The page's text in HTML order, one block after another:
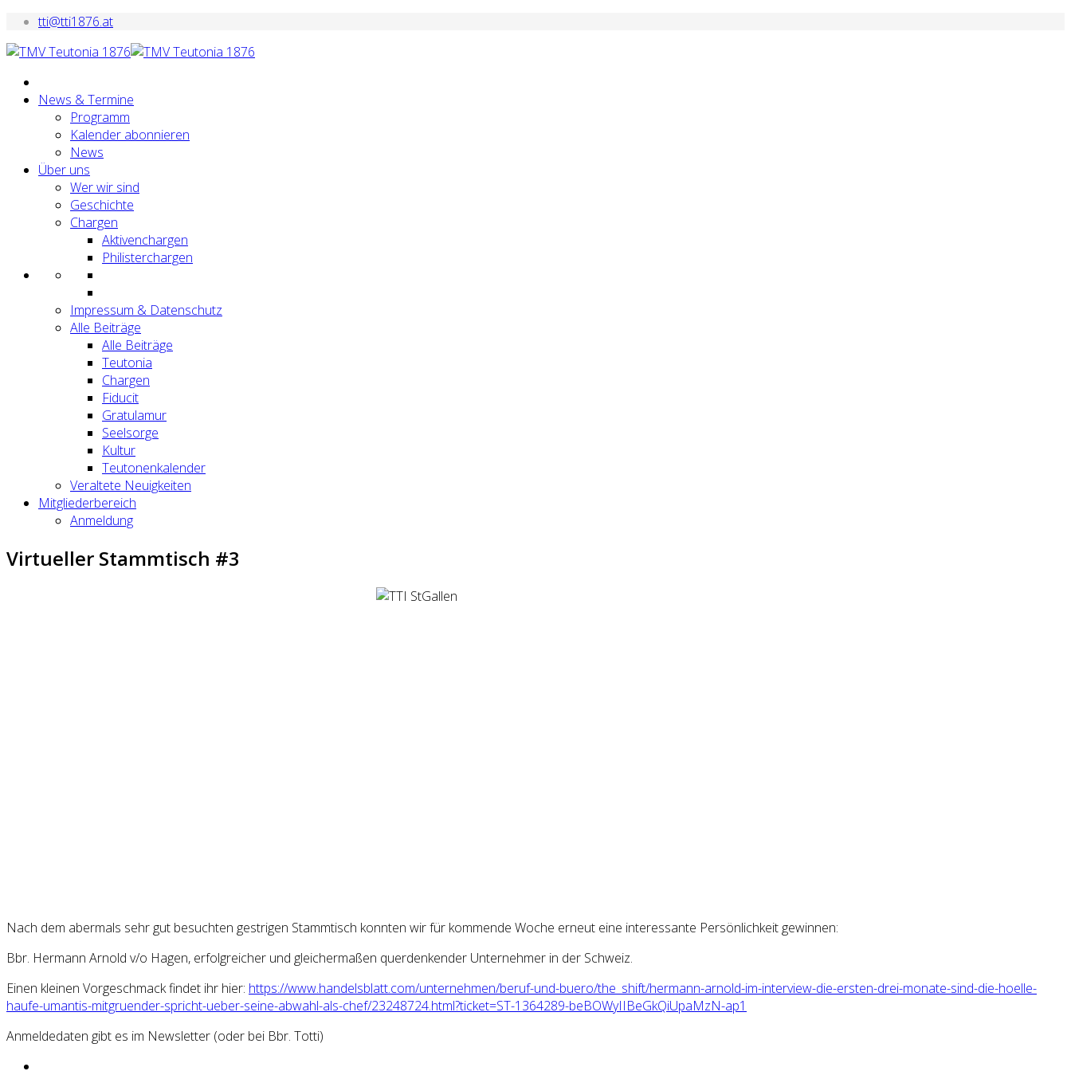
tti@tti1876.at
News & Termine
Programm
Kalender abonnieren
News
Über uns
Wer wir sind
Geschichte
Chargen
Aktivenchargen
Philisterchargen
Impressum & Datenschutz
Alle Beiträge
Alle Beiträge
Teutonia
Chargen
Fiducit
Gratulamur
Seelsorge
Kultur
Teutonenkalender
Veraltete Neuigkeiten
Mitgliederbereich
Anmeldung
Virtueller Stammtisch #3
Nach dem abermals sehr gut besuchten gestrigen Stammtisch konnten wir für kommende Woche erneut eine interessante Persönlichkeit gewinnen:
Bbr. Hermann Arnold v/o Hagen, erfolgreicher und gleichermaßen querdenkender Unternehmer in der Schweiz.
Einen kleinen Vorgeschmack findet ihr hier: https://www.handelsblatt.com/unternehmen/beruf-und-buero/the_shift/hermann-arnold-im-interview-die-ersten-drei-monate-sind-die-hoelle-
haufe-umantis-mitgruender-spricht-ueber-seine-abwahl-als-chef/23248724.html?ticket=ST-1364289-beBOWyIIBeGkQiUpaMzN-ap1
Anmeldedaten gibt es im Newsletter (oder bei Bbr. Totti)